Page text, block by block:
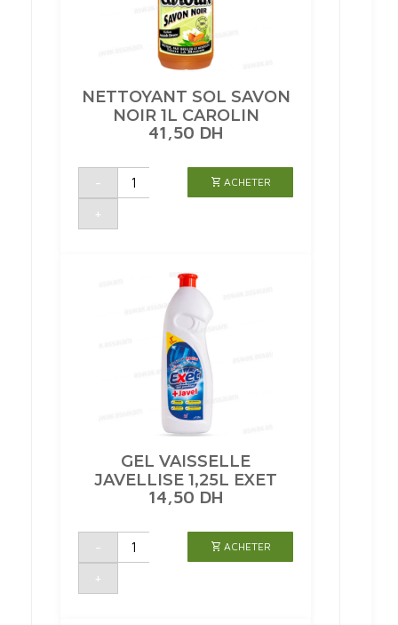
NETTOYANT SOL SAVON
NOIR 1L CAROLIN
41,50 DH
-
quantité
NETTOYANT
NOIR
+
ACHETER
GEL VAISSELLE
JAVELLISE 1,25L EXET
14,50 DH
-
quantité
GEL
1,25L
+
ACHETER